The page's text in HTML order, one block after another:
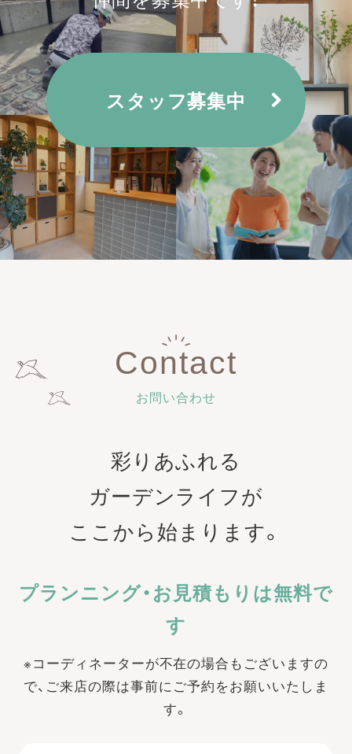
スタッフ募集中
Contact
お問い合わせ
彩りあふれる
ガーデンライフが
ここから始まります。
プランニング・お見積もりは無料で
す
※コーディネーターが不在の場合もございますの
で、ご来店の際は事前にご予約をお願いいたしま
す。